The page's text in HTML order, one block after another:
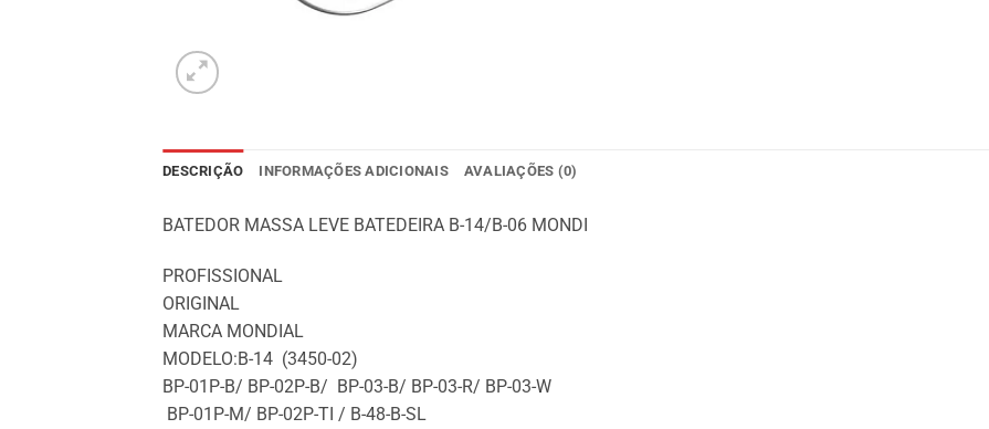
DESCRIÇÃO INFORMAÇÕES ADICIONAIS AVALIAÇÕES (0)
BATEDOR MASSA LEVE BATEDEIRA B-14/B-06 MONDI
PROFISSIONAL
ORIGINAL
MARCA MONDIAL
MODELO:B-14 (3450-02)
BP-01P-B/ BP-02P-B/ BP-03-B/ BP-03-R/ BP-03-W
BP-01P-M/ BP-02P-TI / B-48-B-SL